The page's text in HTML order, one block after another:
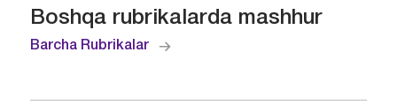
Boshqa rubrikalarda mashhur
Barcha Rubrikalar